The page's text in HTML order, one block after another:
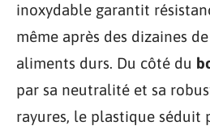
inoxydable garantit
même après des dizaines
aliments durs. Du côté du
par sa neutralité et sa
rayures, le plastique séduit